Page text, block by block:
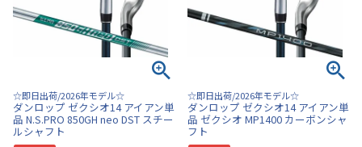
☆即日出荷/2026年モデル☆
ダンロップ ゼクシオ14 アイアン単
品 N.S.PRO 850GH neo DST スチー
ルシャフト
☆即日出荷/2026年モデル☆
ダンロップ ゼクシオ14 アイアン単
品 ゼクシオ MP1400 カーボンシャ
フト